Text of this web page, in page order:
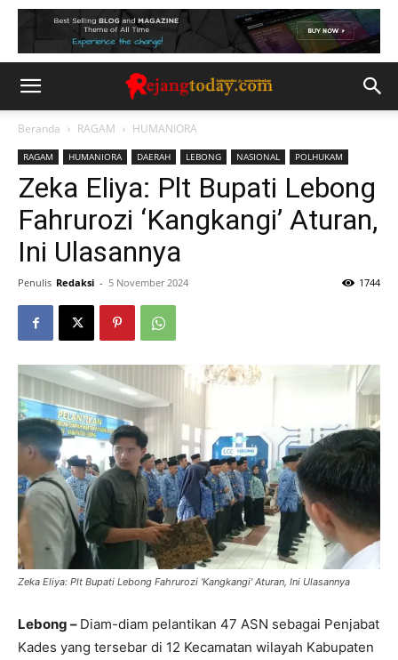
Beranda RAGAM HUMANIORA
RAGAM HUMANIORA DAERAH LEBONG NASIONAL POLHUKAM
Zeka Eliya: Plt Bupati Lebong
Fahrurozi ‘Kangkangi’ Aturan,
Ini Ulasannya
Penulis Redaksi - 5 November 2024 1744
Zeka Eliya: Plt Bupati Lebong Fahrurozi 'Kangkangi' Aturan, Ini Ulasannya
Lebong – Diam-diam pelantikan 47 ASN sebagai Penjabat
Kades yang tersebar di 12 Kecamatan wilayah Kabupaten